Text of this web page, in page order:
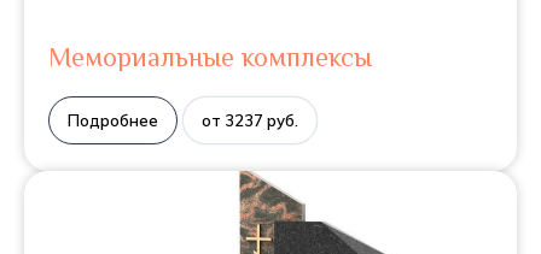
Мемориальные комплексы
Подробнее от 3237 руб.